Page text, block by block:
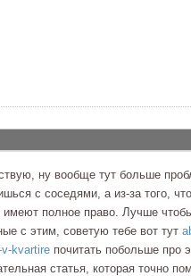
ну вообще тут больше
с соседями, а из-за того,
имеют полное право. Лучше
с этим, советую тебе вот тут
kvartire почитать побольше про
статья, которая точно